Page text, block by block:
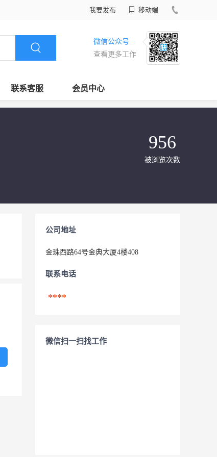
我要发布 移动端
微信公众号
查看更多工作
联系客服 会员中心
956
被浏览次数
公司地址
金珠西路64号金典大厦4楼408
联系电话
****
微信扫一扫找工作